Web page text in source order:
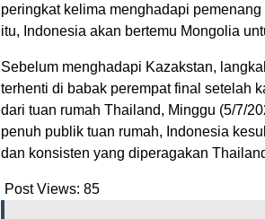
peringkat kelima menghadapi
itu, Indonesia akan bertemu Mongolia
Sebelum menghadapi Kazakstan,
terhenti di babak perempat final setelah
dari tuan rumah Thailand, Minggu (5/7/
penuh publik tuan rumah, Indonesia
dan konsisten yang diperagakan
Post Views: 85